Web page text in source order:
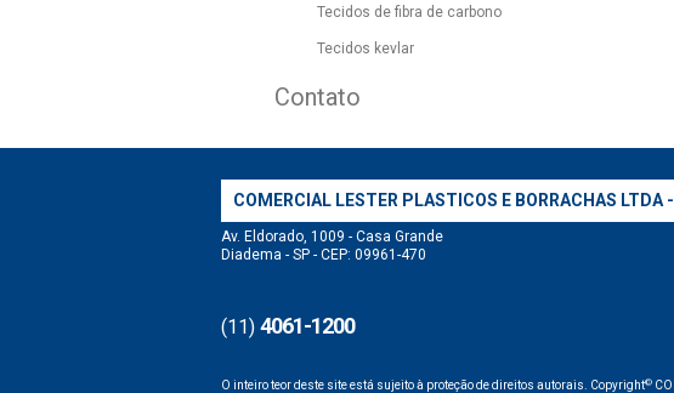
Tecidos de fibra de carbono
Tecidos kevlar
Contato
COMERCIAL LESTER PLASTICOS E BORRACHAS LTDA
Av. Eldorado, 1009 - Casa Grande
Diadema - SP - CEP: 09961-470
(11) 4061-1200
O inteiro teor deste site está sujeito à proteção de direitos autorais. Copyright©